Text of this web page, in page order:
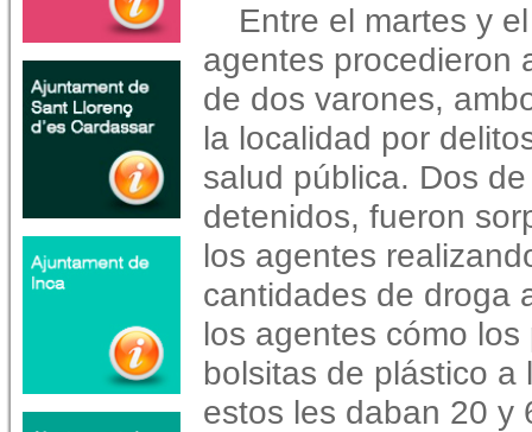
Entre el martes y
agentes procedieron
de dos varones,
la localidad por
salud pública. Dos
detenidos, fueron
los agentes
cantidades de droga
los agentes cómo
bolsitas de plástico
estos les daban 20 y